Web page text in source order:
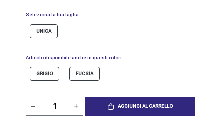
Seleziona la tua taglia:
UNICA
Articolo disponibile anche in questi colori:
GRIGIO FUCSIA
AGGIUNGI AL CARRELLO